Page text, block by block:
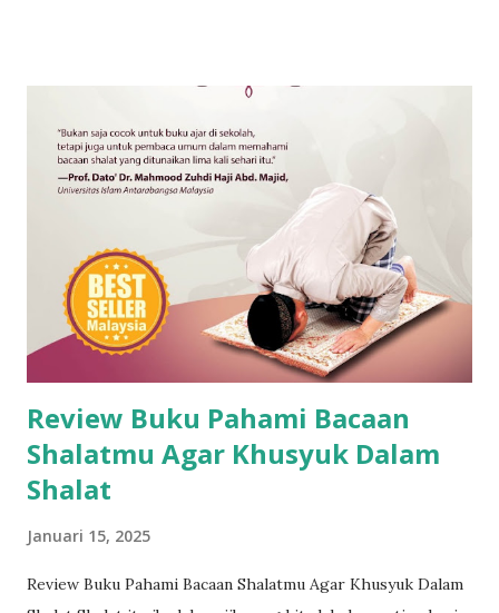
Review Buku Pahami Bacaan
Shalatmu Agar Khusyuk Dalam
Shalat
Januari 15, 2025
Review Buku Pahami Bacaan Shalatmu Agar Khusyuk Dalam